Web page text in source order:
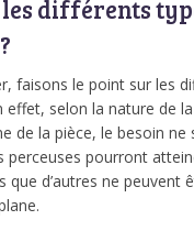
différents
faisons le point sur les
effet, selon la nature de
de la pièce, le besoin ne
perceuses pourront
que d’autres ne peuvent